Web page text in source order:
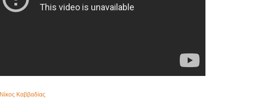
Νίκος Καββαδίας